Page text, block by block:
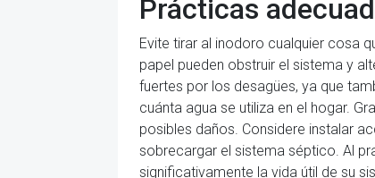
Prácticas
Evite tirar al inodoro cualquier cosa
papel pueden obstruir el sistema y
fuertes por los desagües, ya que
cuánta agua se utiliza en el hogar.
posibles daños. Considere instalar
sobrecargar el sistema séptico. Al
significativamente la vida útil de su